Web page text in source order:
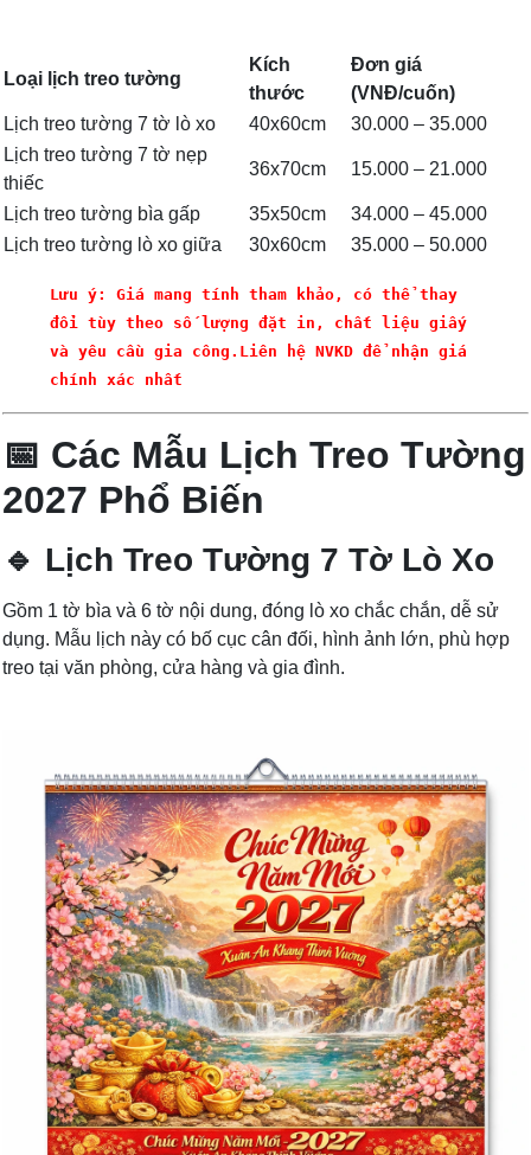
Loại lịch treo tường
Kích
thước
Đơn giá
(VNĐ/cuốn)
Lịch treo tường 7 tờ lò xo
40x60cm
30.000 – 35.000
Lịch treo tường 7 tờ nẹp
thiếc
36x70cm 15.000 – 21.000
Lịch treo tường bìa gấp 35x50cm
34.000 – 45.000
Lịch treo tường lò xo giữa
30x60cm 35.000 – 50.000
Lưu ý: Giá mang tính tham khảo, có thể thay
đổi tùy theo số lượng đặt in, chất liệu giấy
và yêu cầu gia công.Liên hệ NVKD để nhận giá
chính xác nhất
📅 Các Mẫu Lịch Treo Tường
2027 Phổ Biến
🔹 Lịch Treo Tường 7 Tờ Lò Xo
Gồm 1 tờ bìa và 6 tờ nội dung, đóng lò xo chắc chắn, dễ sử
dụng. Mẫu lịch này có bố cục cân đối, hình ảnh lớn, phù hợp
treo tại văn phòng, cửa hàng và gia đình.